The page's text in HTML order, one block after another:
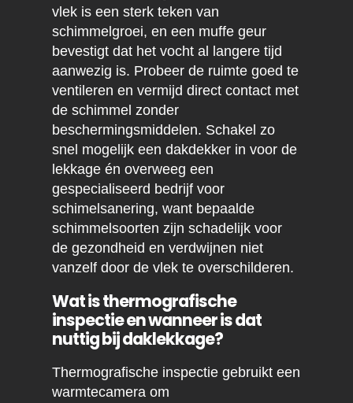
vlek is een sterk teken van
schimmelgroei, en een muffe geur
bevestigt dat het vocht al langere tijd
aanwezig is. Probeer de ruimte goed te
ventileren en vermijd direct contact met
de schimmel zonder
beschermingsmiddelen. Schakel zo
snel mogelijk een dakdekker in voor de
lekkage én overweeg een
gespecialiseerd bedrijf voor
schimelsanering, want bepaalde
schimmelsoorten zijn schadelijk voor
de gezondheid en verdwijnen niet
vanzelf door de vlek te overschilderen.
Wat is thermografische
inspectie en wanneer is dat
nuttig bij daklekkage?
Thermografische inspectie gebruikt een
warmtecamera om